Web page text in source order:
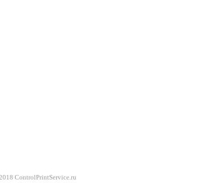
ControlPrintService.ru